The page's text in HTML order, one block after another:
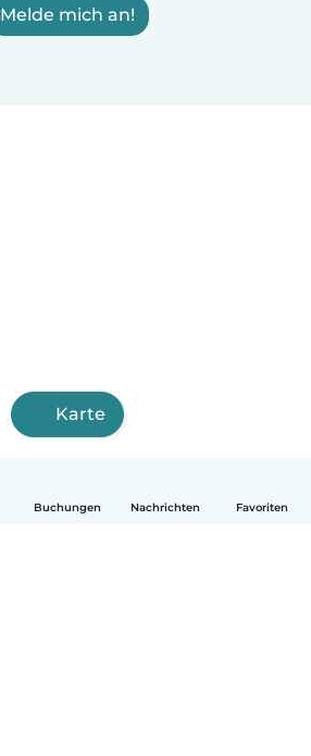
Buchungen Nachrichten Favoriten
Melde mich an!
Karte